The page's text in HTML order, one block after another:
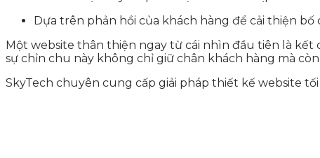
Dựa trên phản hồi của khách hàng để cải thiện bố
Một website thân thiện ngay từ cái nhìn đầu tiên là kết
sự chỉn chu này không chỉ giữ chân khách hàng mà
SkyTech chuyên cung cấp giải pháp thiết kế website